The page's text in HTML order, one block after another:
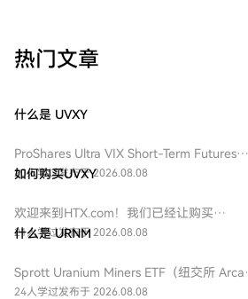
热门文章
什么是 UVXY
ProShares Ultra VIX Short-Term Futures
ETF（纽交所 Arca 代码：UVXY），中文：
ETF 为每日 2 倍杠杆做多 VIX 短期期货产
品，挂钩标普 500 短期波动率期货指数，该
基金通常用于在美股市场波动加剧或恐慌情
特性和期货展期成本，它不适合长期持有。
20人学过发布于 2026.08.08
如何购买UVXY
欢迎来到HTX.com！我们已经让购买
ProShares 两倍做多短期 VIX 期货
逐步指南，放心开始您的加密货币之旅。第
一步：创建您的HTX账户使用您的电子邮
21人学过发布于 2026.08.08
什么是 URNM
Sprott Uranium Miners ETF（纽交所 Arca
代码：URNM），中文：无（bn无），传统
24人学过发布于 2026.08.08